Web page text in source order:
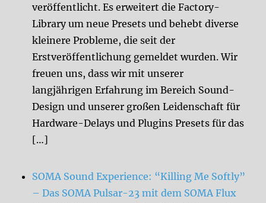
veröffentlicht. Es erweitert die Factory-
Library um neue Presets und behebt diverse
kleinere Probleme, die seit der
Erstveröffentlichung gemeldet wurden. Wir
freuen uns, dass wir mit unserer
langjährigen Erfahrung im Bereich Sound-
Design und unserer großen Leidenschaft für
Hardware-Delays und Plugins Presets für das
[…]
SOMA Sound Experience: “Killing Me Softly”
– Das SOMA Pulsar-23 mit dem SOMA Flux